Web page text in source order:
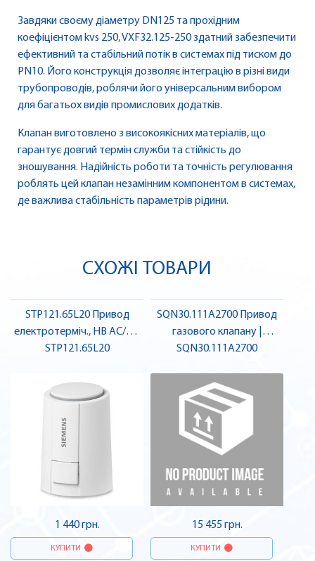
Завдяки своєму діаметру DN125 та прохідним
коефіцієнтом kvs 250, VXF32.125-250 здатний забезпечити
ефективний та стабільний потік в системах під тиском до
PN10. Його конструкція дозволяє інтеграцію в різні види
трубопроводів, роблячи його універсальним вибором
для багатьох видів промислових додатків.
Клапан виготовлено з високоякісних матеріалів, що
гарантує довгий термін служби та стійкість до
зношування. Надійність роботи та точність регулювання
роблять цей клапан незамінним компонентом в системах,
де важлива стабільність параметрів рідини.
СХОЖІ ТОВАРИ
STP121.65L20 Привод
електротерміч., НВ AC/DC
24V | SIEMENS
STP121.65L20
1 440 грн.
КУПИТИ
SQN30.111A2700 Привод
газового клапану |
SIEMENS
SQN30.111A2700
15 455 грн.
КУПИТИ